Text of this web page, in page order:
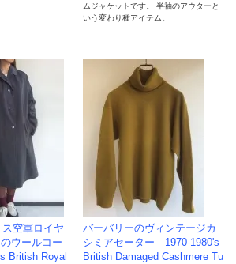
ムジャケットです。 半袖のアウターと
いう変わり種アイテム。
空軍ロイヤ
ウールコー
British Royal
バーバリーのヴィンテージカ
シミアセーター 1970-1980's
British Damaged Cashmere Tu